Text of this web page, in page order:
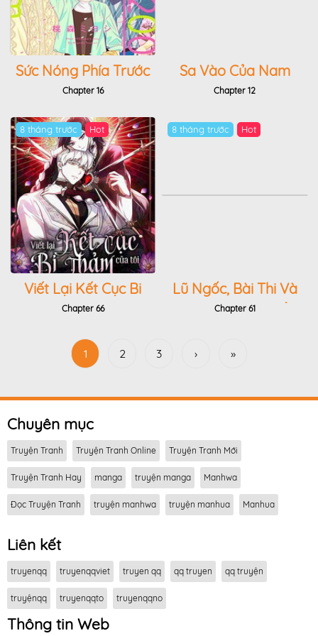
Sức Nóng Phía Trước
200M
Chapter 16
Sa Vào Của Nam
Chính Dịu Dàng
Chapter 12
8 tháng trước Hot
Viết Lại Kết Cục Bi
Thảm Của Tôi
Chapter 66
8 tháng trước Hot
Lũ Ngốc, Bài Thi Và
Linh Thú Triệu Hồi
Chapter 61
1 2 3 › »
Chuyên mục
Truyện Tranh Truyện Tranh Online Truyện Tranh Mới
Truyện Tranh Hay manga truyện manga Manhwa
Đọc Truyện Tranh truyện manhwa truyện manhua Manhua
Liên kết
truyenqq truyenqqviet truyen qq qq truyen qq truyện
truyệnqq truyenqqto truyenqqno
Thông tin Web